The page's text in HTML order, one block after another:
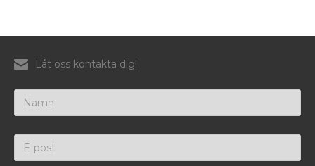
Låt oss kontakta dig!